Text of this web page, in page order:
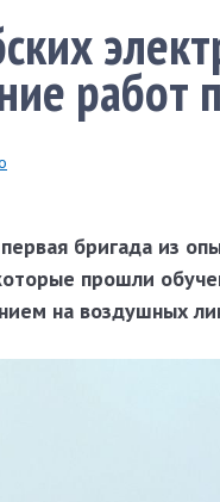
работ
бригада из
прошли
на воздушных